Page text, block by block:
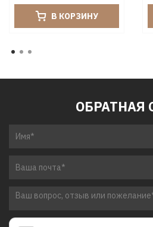
В КОРЗИНУ
ОБРАТНАЯ